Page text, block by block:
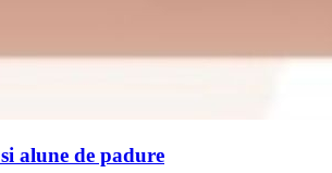
alune de padure